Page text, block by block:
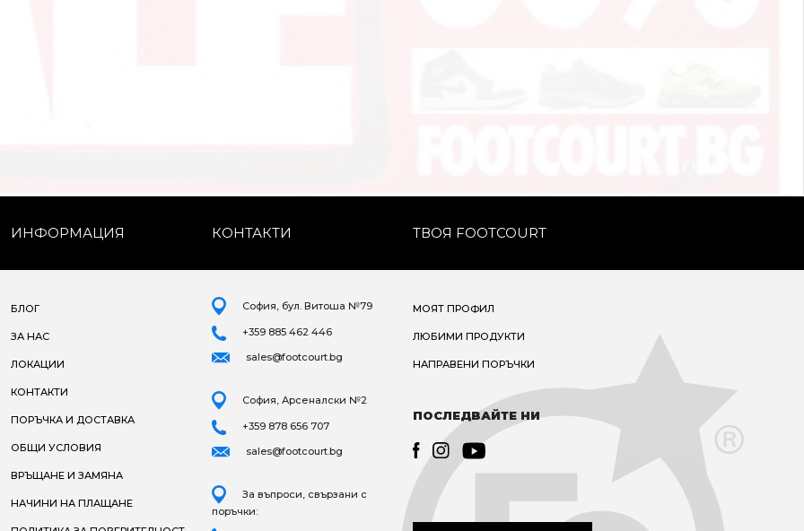
ИНФОРМАЦИЯ КОНТАКТИ ТВОЯ FOOTCOURT
БЛОГ
ЗА НАС
ЛОКАЦИИ
КОНТАКТИ
ПОРЪЧКА И ДОСТАВКА
ОБЩИ УСЛОВИЯ
ВРЪЩАНЕ И ЗАМЯНА
НАЧИНИ НА ПЛАЩАНЕ
София, бул. Витоша №79
+359 885 462 446
sales@footcourt.bg
София, Арсеналски №2
+359 878 656 707
sales@footcourt.bg
За въпроси, свързани с
поръчки:
МОЯТ ПРОФИЛ
ЛЮБИМИ ПРОДУКТИ
НАПРАВЕНИ ПОРЪЧКИ
ПОСЛЕДВАЙТЕ НИ